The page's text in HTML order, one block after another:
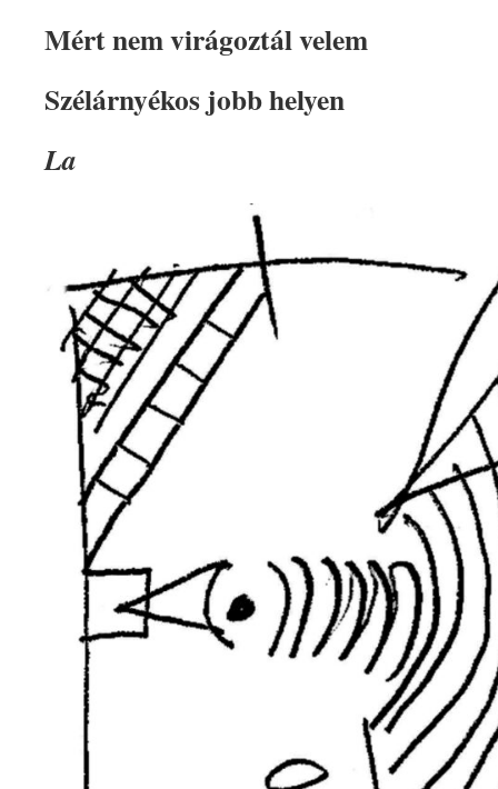
Mért nem virágoztál velem
Szélárnyékos jobb helyen
La